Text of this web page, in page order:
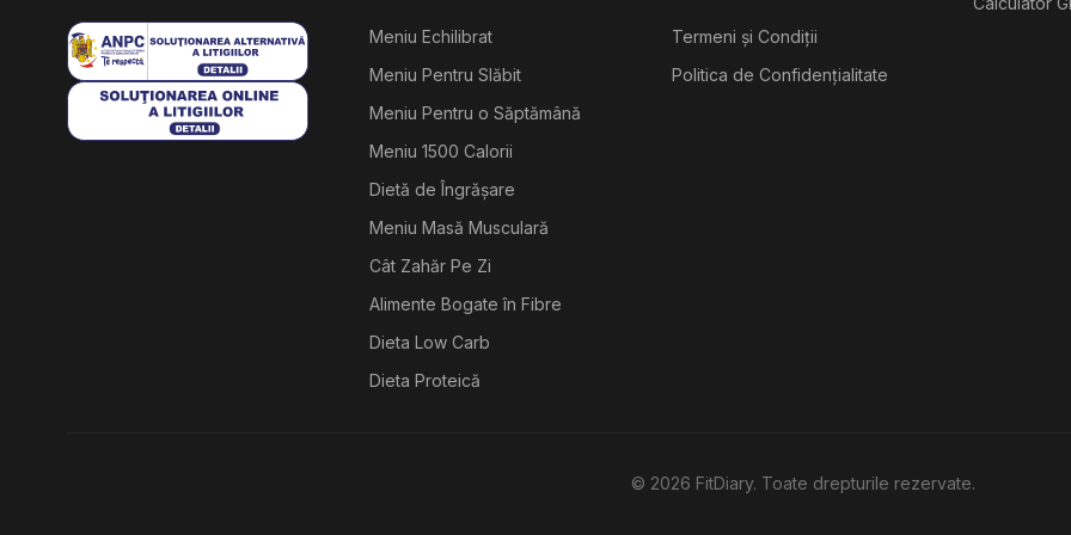
Meniu Echilibrat
Meniu Pentru Slăbit
Meniu Pentru o Săptămână
Meniu 1500 Calorii
Dietă de Îngrășare
Meniu Masă Musculară
Cât Zahăr Pe Zi
Alimente Bogate în Fibre
Dieta Low Carb
Dieta Proteică
Termeni și Condiții
Politica de Confidențialitate
© 2026 FitDiary. Toate drepturile rezervate.